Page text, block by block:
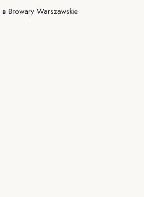
в Browary Warszawskie